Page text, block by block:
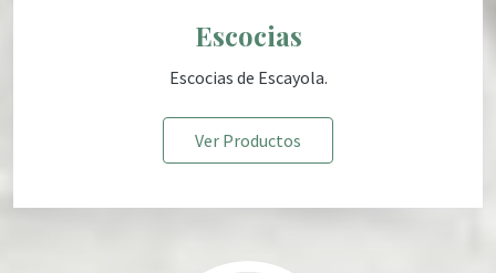
Escocias
Escocias de Escayola.
Ver Productos